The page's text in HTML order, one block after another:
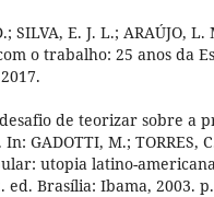
SILVA, E. J. L.; ARAÚJO, L.
o trabalho: 25 anos da
desafio de teorizar sobre a
GADOTTI, M.; TORRES,
utopia latino-
ed. Brasília: Ibama, 2003.